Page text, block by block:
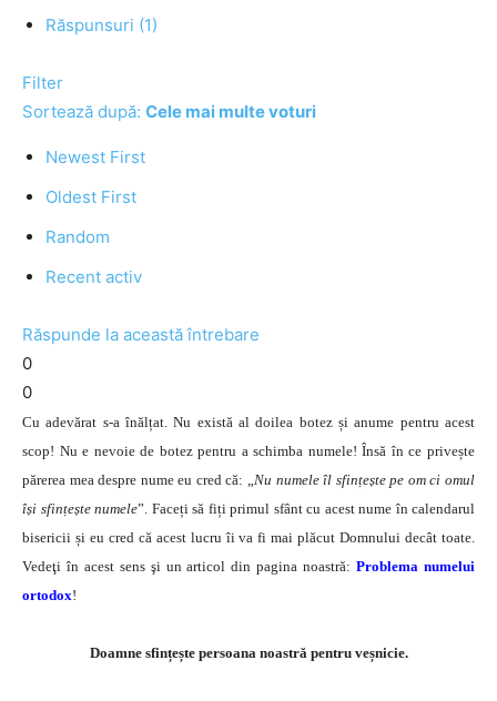
Răspunsuri (1)
Filter
Sortează după: Cele mai multe voturi
Newest First
Oldest First
Random
Recent activ
Răspunde la această întrebare
0
0
Cu adevărat s-a înălțat. Nu există al doilea botez și anume pentru acest
scop! Nu e nevoie de botez pentru a schimba numele! Însă în ce privește
părerea mea despre nume eu cred că: „Nu numele îl sfințește pe om ci omul
își sfințește numele”. Faceți să fiți primul sfânt cu acest nume în calendarul
bisericii și eu cred că acest lucru îi va fi mai plăcut Domnului decât toate.
Vedeţi în acest sens şi un articol din pagina noastră:Problema numelui
ortodox!
Doamne sfințește persoana noastră pentru veșnicie.